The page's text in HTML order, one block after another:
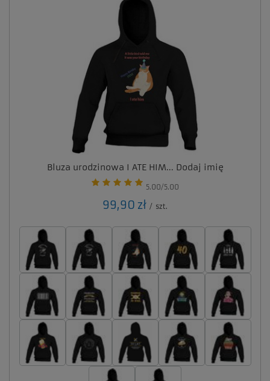
Bluza urodzinowa I ATE HIM... Dodaj imię
5.00/5.00
99,90 zł / szt.